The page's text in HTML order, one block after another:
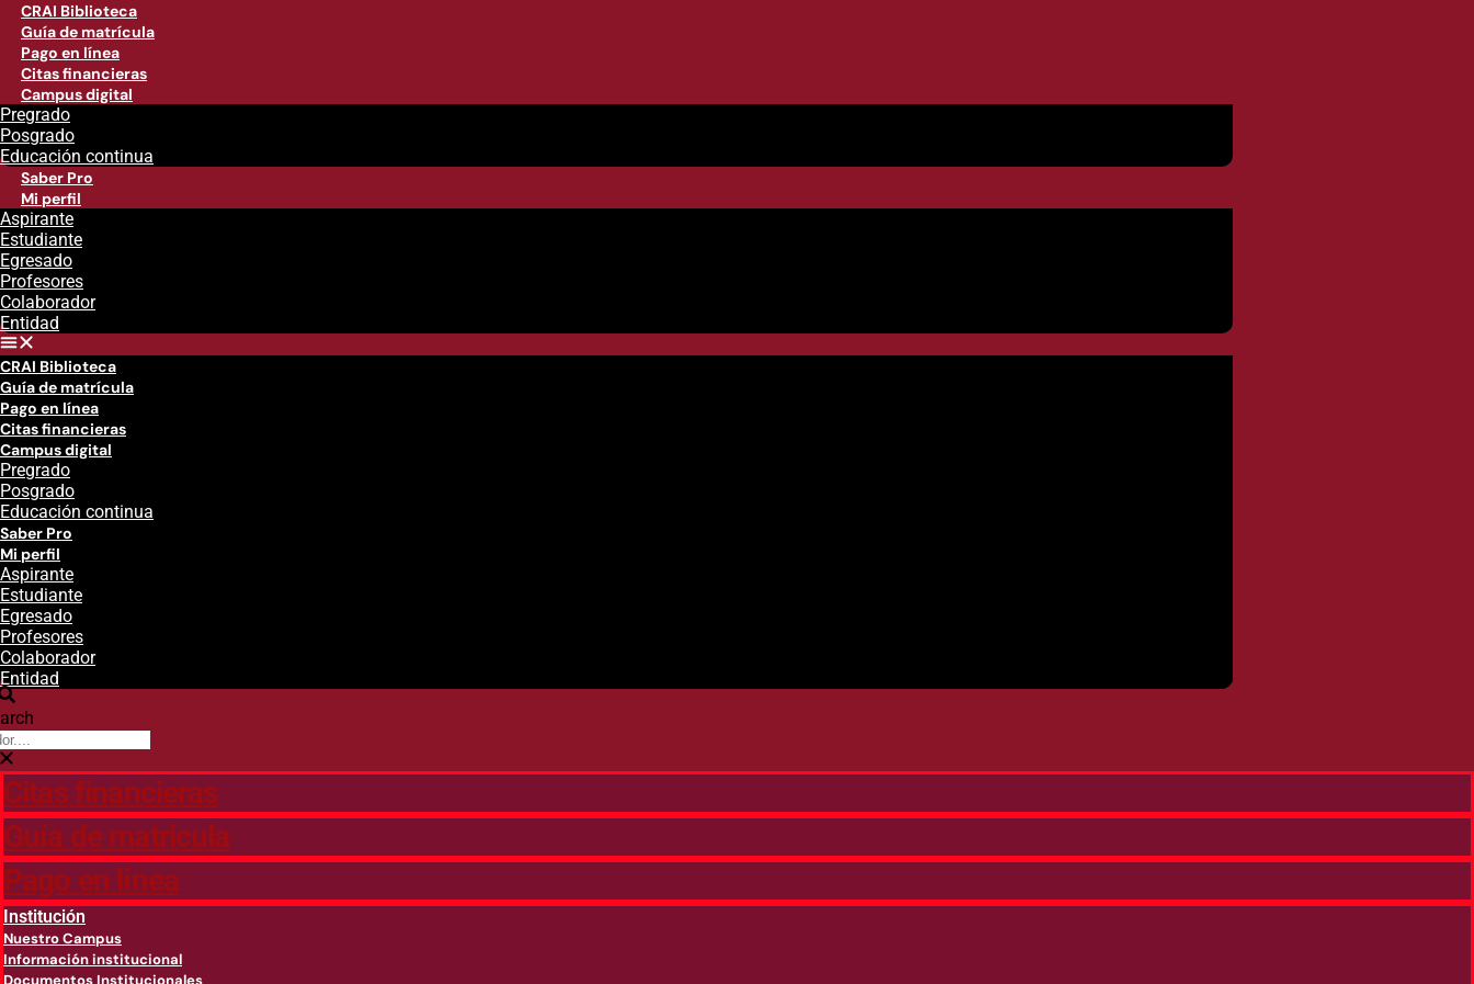
CRAI Biblioteca
Guía de matrícula
Pago en línea
Citas financieras
Campus digital
Pregrado
Posgrado
Educación continua
Saber Pro
Mi perfil
Aspirante
Estudiante
Egresado
Profesores
Colaborador
Entidad
CRAI Biblioteca
Guía de matrícula
Pago en línea
Citas financieras
Campus digital
Pregrado
Posgrado
Educación continua
Saber Pro
Mi perfil
Aspirante
Estudiante
Egresado
Profesores
Colaborador
Entidad
Citas financieras
Guía de matricula
Pago en línea
Institución
Nuestro Campus
Información institucional
Documentos Institucionales